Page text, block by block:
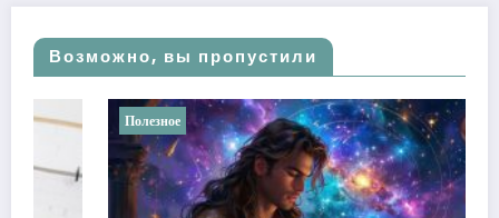
Возможно, вы пропустили
Полезное